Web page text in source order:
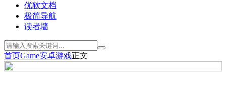
优软文档
极简导航
读者墙
首页Game安卓游戏正文